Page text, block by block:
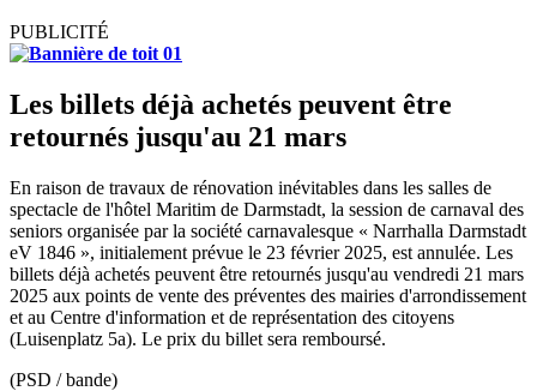
PUBLICITÉ
Les billets déjà achetés peuvent être
retournés jusqu'au 21 mars
En raison de travaux de rénovation inévitables dans les salles de
spectacle de l'hôtel Maritim de Darmstadt, la session de carnaval des
seniors organisée par la société carnavalesque « Narrhalla Darmstadt
eV 1846 », initialement prévue le 23 février 2025, est annulée. Les
billets déjà achetés peuvent être retournés jusqu'au vendredi 21 mars
2025 aux points de vente des préventes des mairies d'arrondissement
et au Centre d'information et de représentation des citoyens
(Luisenplatz 5a). Le prix du billet sera remboursé.
(PSD / bande)